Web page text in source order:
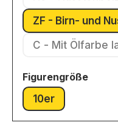
ZF - Birn- und
C - Mit Ölfarbe
(Diese
Figurengröße
10er
(Diese Option